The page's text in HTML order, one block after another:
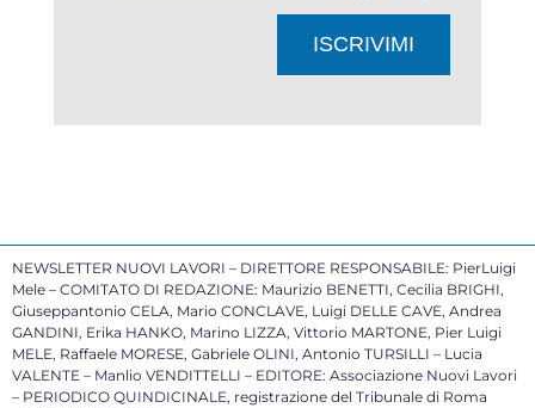
ISCRIVIMI
NEWSLETTER NUOVI LAVORI – DIRETTORE RESPONSABILE: PierLuigi
Mele – COMITATO DI REDAZIONE: Maurizio BENETTI, Cecilia BRIGHI,
Giuseppantonio CELA, Mario CONCLAVE, Luigi DELLE CAVE, Andrea
GANDINI, Erika HANKO, Marino LIZZA, Vittorio MARTONE, Pier Luigi
MELE, Raffaele MORESE, Gabriele OLINI, Antonio TURSILLI – Lucia
VALENTE – Manlio VENDITTELLI – EDITORE: Associazione Nuovi Lavori
– PERIODICO QUINDICINALE, registrazione del Tribunale di Roma